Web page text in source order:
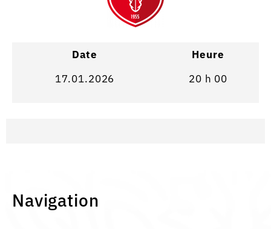
Date
Heure
17.01.2026
20 h 00
Navigation